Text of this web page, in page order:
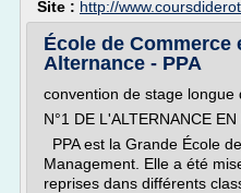
Site : http://
École de Commerce
Alternance - PPA
convention de stage longue
N°1 DE L'ALTERNANCE
PPA est la Grande École
Management. Elle a été
reprises dans différents